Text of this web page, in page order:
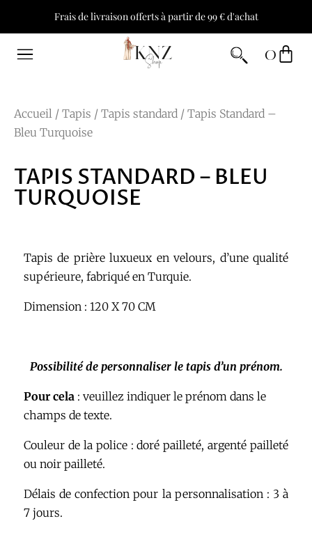
Frais de livraison offerts à partir de 99 € d'achat
0
Accueil / Tapis / Tapis standard / Tapis Standard –
Bleu Turquoise
TAPIS STANDARD – BLEU
TURQUOISE
Tapis de prière luxueux en velours, d’une qualité
supérieure, fabriqué en Turquie.
Dimension : 120 X 70 CM
Possibilité de personnaliser le tapis d’un prénom.
Pour cela : veuillez indiquer le prénom dans le
champs de texte.
Couleur de la police : doré pailleté, argenté pailleté
ou noir pailleté.
Délais de confection pour la personnalisation : 3 à
7 jours.